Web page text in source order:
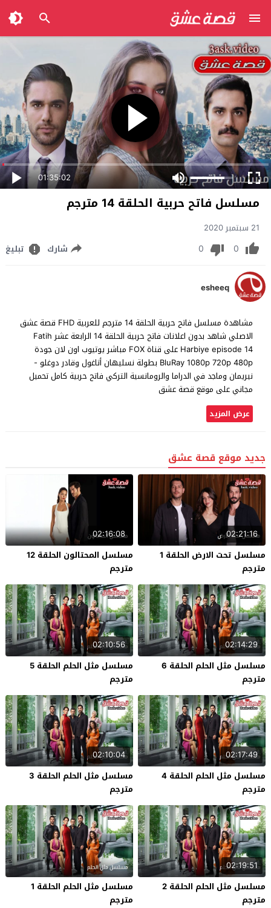
01:35:02
مسلسل فاتح حربية الحلقة 14 مترجم
21 سبتمبر 2020
0
0 شارك تبليغ
esheeq
مشاهدة مسلسل فاتح حربية الحلقة 14 مترجم للعربية FHD قصة عشق
الاصلي شاهد بدون اعلانات فاتح حربية الحلقة 14 الرابعة عشر Fatih
Harbiye episode 14 على قناة FOX مباشر يوتيوب اون لان جودة
BluRay 1080p 720p 480p بطولة نسليهان أتاغول وقادر دوغلو -
نيريمان وماجد في الدراما والرومانسية التركي فاتح حربية كامل تحميل
مجاني على موقع قصة عشق
عرض المزيد
جديد موقع قصة عشق
02:21:16
مسلسل تحت الارض الحلقة 1
مترجم
02:16:08
مسلسل المحتالون الحلقة 12
مترجم
02:14:29
مسلسل مثل الحلم الحلقة 6
مترجم
02:10:56
مسلسل مثل الحلم الحلقة 5
مترجم
02:17:49
مسلسل مثل الحلم الحلقة 4
مترجم
02:10:04
مسلسل مثل الحلم الحلقة 3
مترجم
02:19:51
مسلسل مثل الحلم الحلقة 2
مترجم
مسلسل مثل الحلم الحلقة 1
مترجم